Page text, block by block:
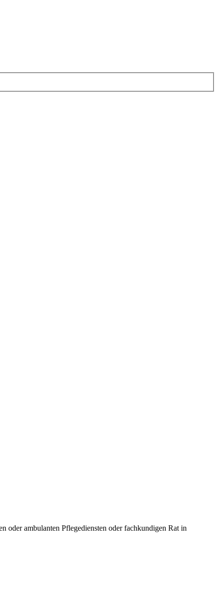
oder ambulanten Pflegediensten oder fachkundigen Rat in